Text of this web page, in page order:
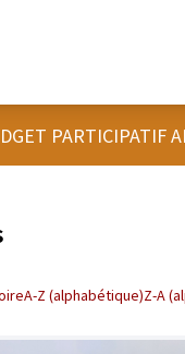
PARTICIPATIF
A-Z (alphabétique)Z-A